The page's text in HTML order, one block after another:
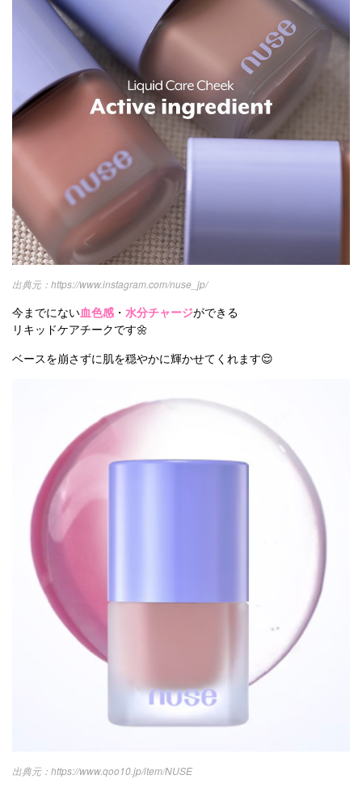
https://www.instagram.com/nuse_jp/
今までにない血色感 ・ 水分チャージができる
リキッドケアチークです🌼
ベースを崩さずに肌を穏やかに輝かせてくれます😌
https://www.qoo10.jp/item/NUSE